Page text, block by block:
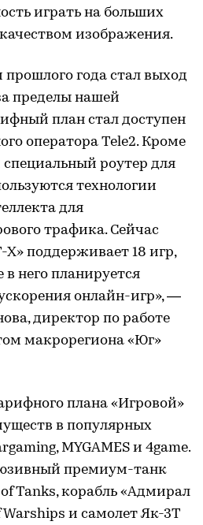
играть на больших
изображения.
года стал выход
пределы нашей
план стал доступен
оператора Tele2. Кроме
роутер для
технологии
для
трафика. Сейчас
X» поддерживает 18 игр,
него планируется
онлайн-игр», —
директор по работе
макрорегиона «Юг»
плана «Игровой»
в популярных
MYGAMES и 4game.
премиум-танк
Tanks, корабль «Адмирал
и самолет Як-3Т